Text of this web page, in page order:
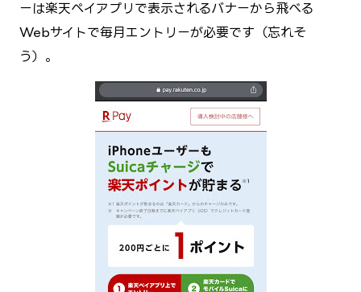
ーは楽天ペイアプリで表示されるバナーから飛べる
Webサイトで毎月エントリーが必要です（忘れそ
う）。